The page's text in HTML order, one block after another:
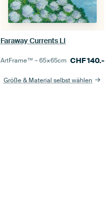
Faraway Currents Ll
ArtFrame™ –65×65cm CHF140.-
Größe & Material selbst wählen